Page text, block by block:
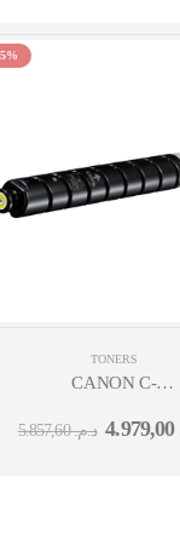
TONERS
CANON C-
د.م.5.857,60 4.979,00